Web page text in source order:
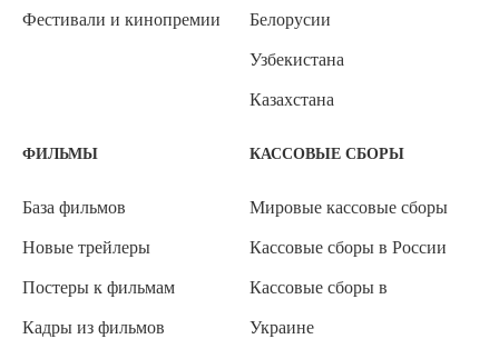
Фестивали и кинопремии Белорусии
Узбекистана
Казахстана
ФИЛЬМЫ
База фильмов
Новые трейлеры
Постеры к фильмам
Кадры из фильмов
КАССОВЫЕ СБОРЫ
Мировые кассовые сборы
Кассовые сборы в России
Кассовые сборы в
Украине